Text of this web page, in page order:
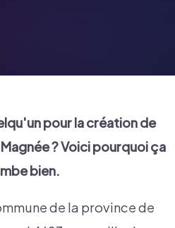
pour la création de
Magnée? Voici pourquoi ça
bien.
de la province de